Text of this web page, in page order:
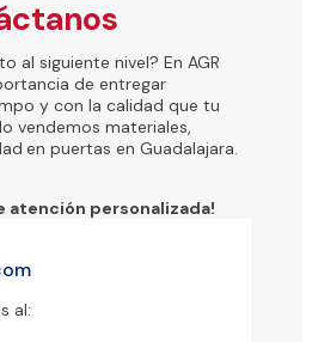
al siguiente nivel? En AGR
de entregar
y con la calidad que tu
vendemos materiales,
en puertas en Guadalajara.
atención personalizada!
al: